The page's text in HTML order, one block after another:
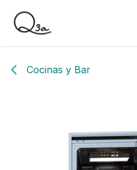
Cocinas y Bar